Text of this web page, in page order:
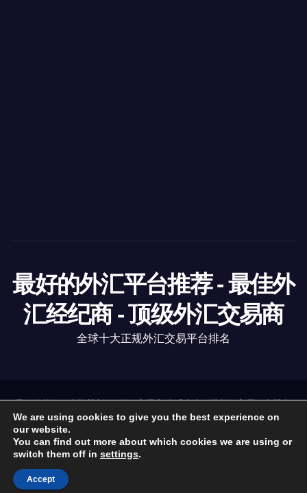
最好的外汇平台推荐 - 最佳外
汇经纪商 - 顶级外汇交易商
全球十大正规外汇交易平台排名
最好的外汇平台推荐|顶级外汇交易商全球十大正规外汇交易平台排名.
https://www.6-fx.com
外汇经纪商 外汇资讯 外汇分析 外汇教育
监管机构
We are using cookies to give you the best experience on
our website.
You can find out more about which cookies we are using or
switch them off in settings.
Accept